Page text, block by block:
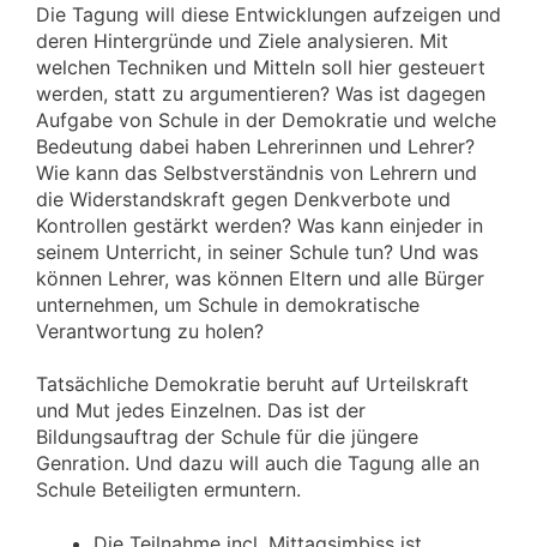
Die Tagung will diese Entwicklungen aufzeigen und
deren Hintergründe und Ziele analysieren. Mit
welchen Techniken und Mitteln soll hier gesteuert
werden, statt zu argumentieren? Was ist dagegen
Aufgabe von Schule in der Demokratie und welche
Bedeutung dabei haben Lehrerinnen und Lehrer?
Wie kann das Selbstverständnis von Lehrern und
die Widerstandskraft gegen Denkverbote und
Kontrollen gestärkt werden? Was kann einjeder in
seinem Unterricht, in seiner Schule tun? Und was
können Lehrer, was können Eltern und alle Bürger
unternehmen, um Schule in demokratische
Verantwortung zu holen?
Tatsächliche Demokratie beruht auf Urteilskraft
und Mut jedes Einzelnen. Das ist der
Bildungsauftrag der Schule für die jüngere
Genration. Und dazu will auch die Tagung alle an
Schule Beteiligten ermuntern.